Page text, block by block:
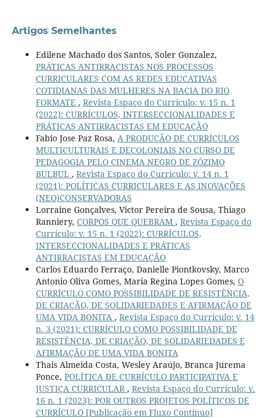
Artigos Semelhantes
Edilene Machado dos Santos, Soler Gonzalez,
PRÁTICAS ANTIRRACISTAS NOS PROCESSOS
CURRICULARES COM AS REDES EDUCATIVAS
COTIDIANAS DAS MULHERES NA BACIA DO RIO
FORMATE , Revista Espaço do Currículo: v. 15 n. 1
(2022): CURRÍCULOS, INTERSECCIONALIDADES E
PRÁTICAS ANTIRRACISTAS EM EDUCAÇÃO
Fabio Jose Paz Rosa, A PRODUÇÃO DE CURRÍCULOS
MULTICULTURAIS E DECOLONIAIS NO CURSO DE
PEDAGOGIA PELO CINEMA NEGRO DE ZÓZIMO
BULBUL , Revista Espaço do Currículo: v. 14 n. 1
(2021): POLÍTICAS CURRICULARES E AS INOVAÇÕES
(NEO)CONSERVADORAS
Lorraine Gonçalves, Victor Pereira de Sousa, Thiago
Ranniery, CORPOS QUE QUEBRAM , Revista Espaço do
Currículo: v. 15 n. 1 (2022): CURRÍCULOS,
INTERSECCIONALIDADES E PRÁTICAS
ANTIRRACISTAS EM EDUCAÇÃO
Carlos Eduardo Ferraço, Danielle Piontkovsky, Marco
Antonio Oliva Gomes, Maria Regina Lopes Gomes, O
CURRÍCULO COMO POSSIBILIDADE DE RESISTÊNCIA,
DE CRIAÇÃO, DE SOLIDARIEDADES E AFIRMAÇÃO DE
UMA VIDA BONITA , Revista Espaço do Currículo: v. 14
n. 3 (2021): CURRÍCULO COMO POSSIBILIDADE DE
RESISTÊNCIA, DE CRIAÇÃO, DE SOLIDARIEDADES E
AFIRMAÇÃO DE UMA VIDA BONITA
Thais Almeida Costa, Wesley Araújo, Branca Jurema
Ponce, POLÍTICA DE CURRÍCULO PARTICIPATIVA E
JUSTIÇA CURRICULAR, Revista Espaço do Currículo: v.
16 n. 1 (2023): POR OUTROS PROJETOS POLÍTICOS DE
CURRÍCULO [Publicação em Fluxo Contínuo]